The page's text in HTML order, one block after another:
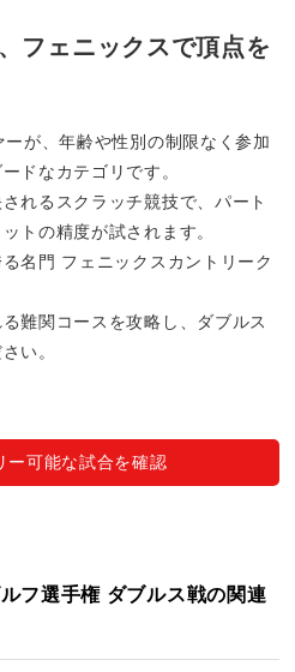
フェニックスで頂点を
が、年齢や性別の制限なく参加
ドなカテゴリです。
れるスクラッチ競技で、パート
トの精度が試されます。
名門 フェニックスカントリーク
難関コースを攻略し、ダブルス
い。
ー可能な試合を確認
フ選手権 ダブルス戦の関連